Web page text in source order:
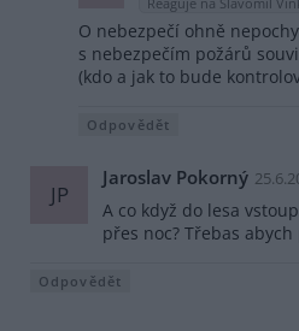
O nebezpečí ohně
s nebezpečím požárů
(kdo a jak to bude
Odpovědět
JP
Jaroslav Pokorný
A co když do lesa
přes noc? Třebas
Odpovědět